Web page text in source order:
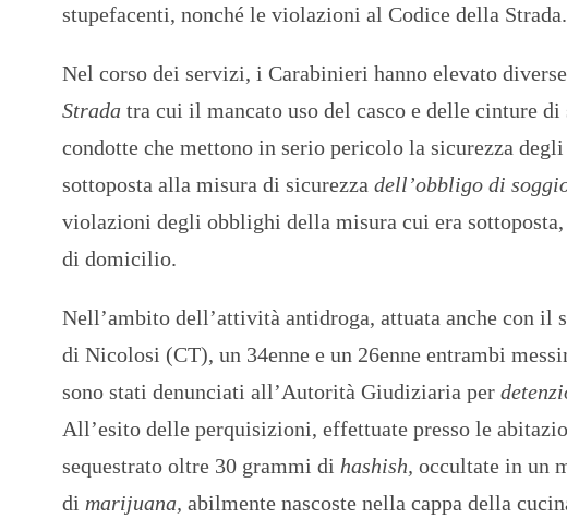
p
r
E
stupefacenti, nonché le violazioni al Codice della Strada.
Nel corso dei servizi, i Carabinieri hanno elevato
Strada tra cui il mancato uso del casco e delle cinture
condotte che mettono in serio pericolo la sicurezza
sottoposta alla misura di sicurezza dell’obbligo di
violazioni degli obblighi della misura cui era
di domicilio.
Nell’ambito dell’attività antidroga, attuata anche con
di Nicolosi (CT), un 34enne e un 26enne entrambi
sono stati denunciati all’Autorità Giudiziaria per
All’esito delle perquisizioni, effettuate presso le
sequestrato oltre 30 grammi di hashish, occultate in un
di marijuana, abilmente nascoste nella cappa della